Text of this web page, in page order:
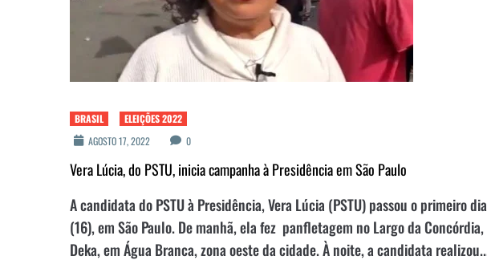
BRASIL
ELEIÇÕES 2022
AGOSTO 17, 2022
0
Vera Lúcia, do PSTU, inicia campanha à Presidência em São Paulo
A candidata do PSTU à Presidência, Vera Lúcia (PSTU) passou o primeiro
(16), em São Paulo. De manhã, ela fez panfletagem no Largo da
Deka, em Água Branca, zona oeste da cidade. À noite, a candidata